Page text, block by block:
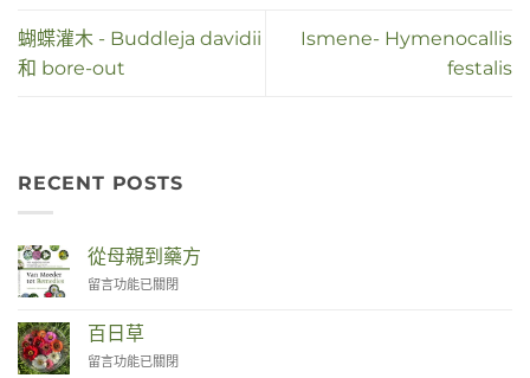
蝴蝶灌木 - Buddleja davidii
和 bore-out
Ismene- Hymenocallis
festalis
RECENT POSTS
從母親到藥方
在
Moeder
tot
Remedies〉
留言功能已關閉
百日草
在
留言功能已關閉